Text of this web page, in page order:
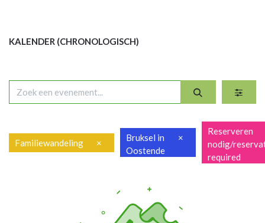
KALENDER (CHRONOLOGISCH)
Familiewandeling ×
Bruksel in
Oostende
×
Reserveren
nodig/
required